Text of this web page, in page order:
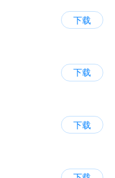
下载
下载
下载